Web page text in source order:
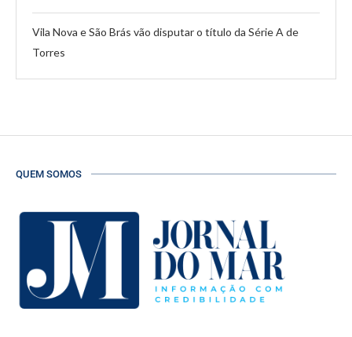
Vila Nova e São Brás vão disputar o título da Série A de
Torres
QUEM SOMOS